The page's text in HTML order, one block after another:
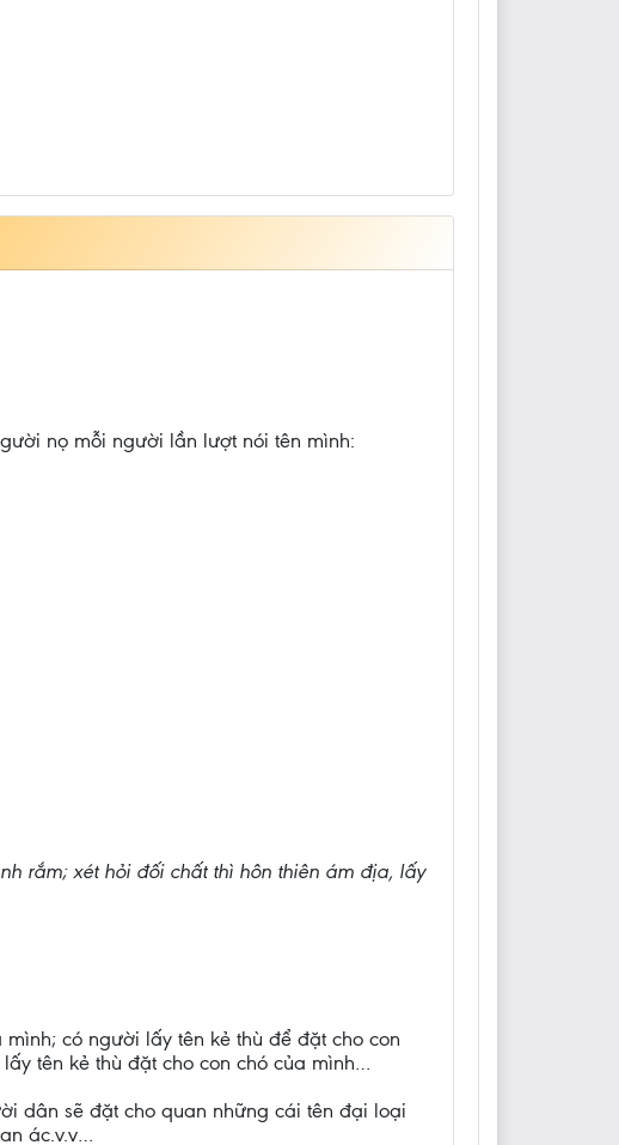
nọ mỗi người lần lượt nói tên mình:
rắm; xét hỏi đối chất thì hôn thiên ám địa, lấy
có người lấy tên kẻ thù để đặt cho con
tên kẻ thù đặt cho con chó của mình…
dân sẽ đặt cho quan những cái tên đại loại
ác.v.v…